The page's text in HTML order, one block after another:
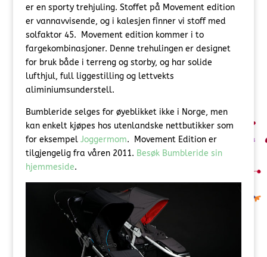
er en sporty trehjuling. Stoffet på Movement edition
er vannavvisende, og i kalesjen finner vi stoff med
solfaktor 45. Movement edition kommer i to
fargekombinasjoner. Denne trehulingen er designet
for bruk både i terreng og storby, og har solide
lufthjul, full liggestilling og lettvekts
aliminiumsunderstell.
Bumbleride selges for øyeblikket ikke i Norge, men
kan enkelt kjøpes hos utenlandske nettbutikker som
for eksempel Joggermom. Movement Edition er
tilgjengelig fra våren 2011. Besøk Bumbleride sin
hjemmeside.